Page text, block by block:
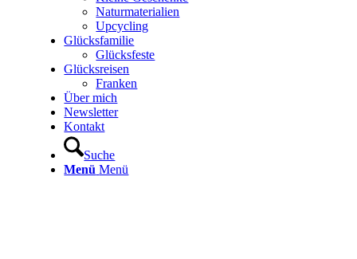
Naturmaterialien
Upcycling
Glücksfamilie
Glücksfeste
Glücksreisen
Franken
Über mich
Newsletter
Kontakt
Suche
Menü Menü